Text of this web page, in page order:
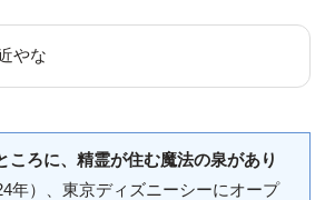
やな
ころに、精霊が住む魔法の泉があり
年）、東京ディズニーシーにオープ